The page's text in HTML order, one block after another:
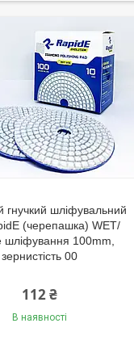
гнучкий шліфувальний
(черепашка) WET/
шліфування 100mm,
зернистість 00
112 ₴
В наявності